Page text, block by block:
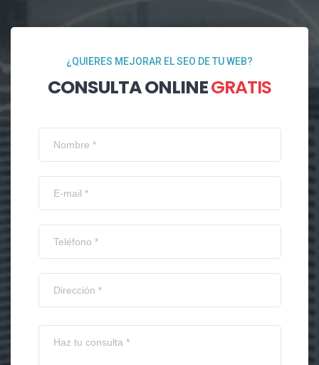
¿QUIERES MEJORAR EL SEO DE TU WEB?
CONSULTA ONLINEGRATIS